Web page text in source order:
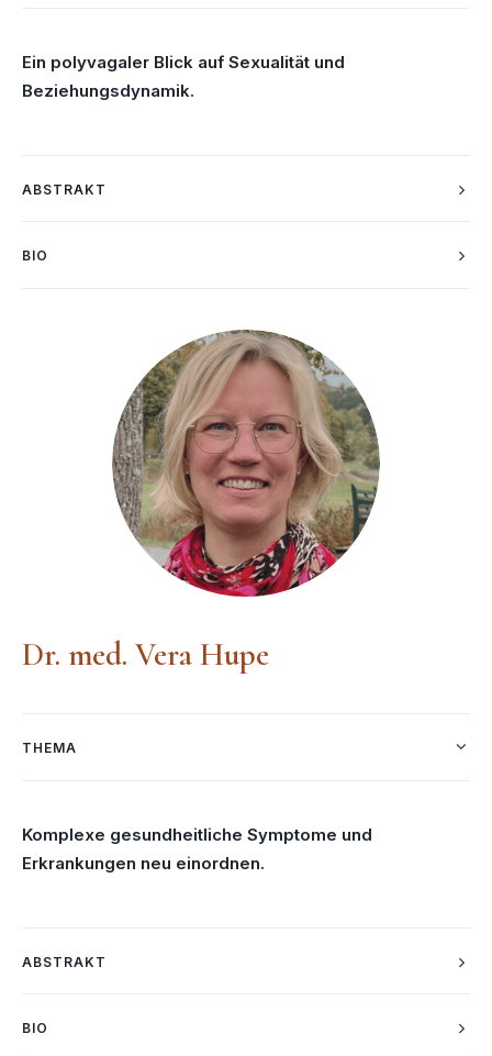
Ein polyvagaler Blick auf Sexualität und
Beziehungsdynamik.
ABSTRAKT
BIO
Dr. med. Vera Hupe
THEMA
Komplexe gesundheitliche Symptome und
Erkrankungen neu einordnen.
ABSTRAKT
BIO